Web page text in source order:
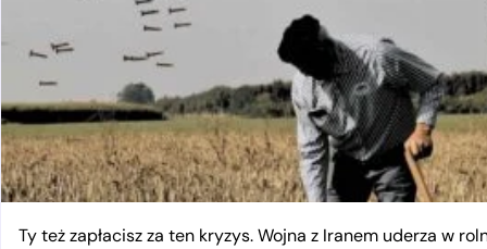
Ty też zapłacisz za ten kryzys. Wojna z Iranem uderza w